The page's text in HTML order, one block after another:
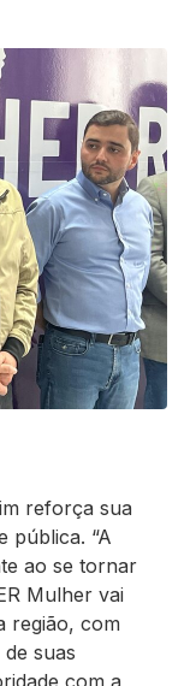
reforça sua
pública. “A
ao se tornar
Mulher vai
região, com
suas